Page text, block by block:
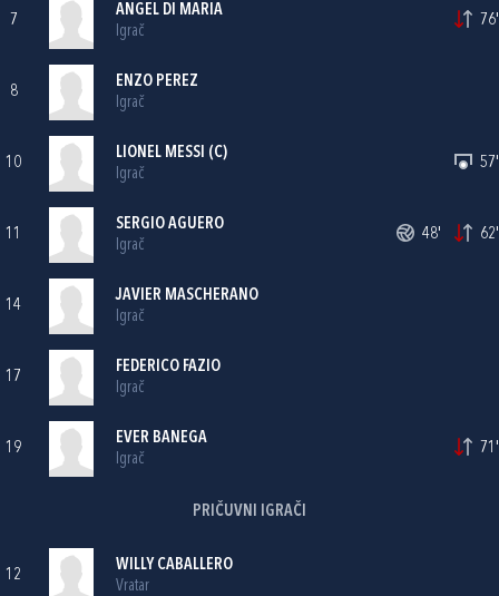
7
ANGEL DI MARIA
Igrač
76'
8
ENZO PEREZ
Igrač
10
LIONEL MESSI (C)
Igrač
57'
11
SERGIO AGUERO
Igrač
48' 62'
14
JAVIER MASCHERANO
Igrač
17
FEDERICO FAZIO
Igrač
19
EVER BANEGA
Igrač
71'
PRIČUVNI IGRAČI
12
WILLY CABALLERO
Vratar